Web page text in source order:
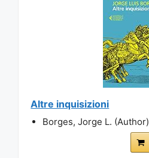
Altre inquisizioni
Borges, Jorge L. (Author)